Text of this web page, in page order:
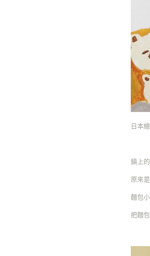
日本
鎮上
原來
麵包
把麵